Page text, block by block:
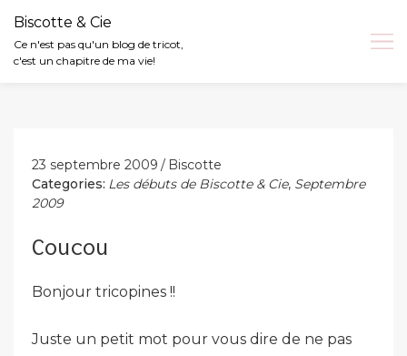
Biscotte & Cie
Ce n'est pas qu'un blog de tricot,
c'est un chapitre de ma vie!
23 septembre 2009
Biscotte
Categories: Les débuts de Biscotte & Cie, Septembre
2009
Coucou
Bonjour tricopines !!
Juste un petit mot pour vous dire de ne pas